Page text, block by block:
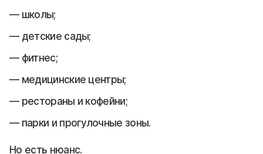
школы;
детские сады;
фитнес;
медицинские центры;
рестораны и кофейни;
парки и прогулочные зоны.
Но есть нюанс.